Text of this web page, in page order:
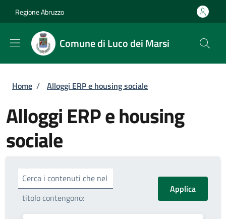
Regione Abruzzo
Comune di Luco dei Marsi
Briciole di pane
Home / Alloggi ERP e housing sociale
Alloggi ERP e housing
sociale
Cerca i contenuti che nel
titolo contengono: